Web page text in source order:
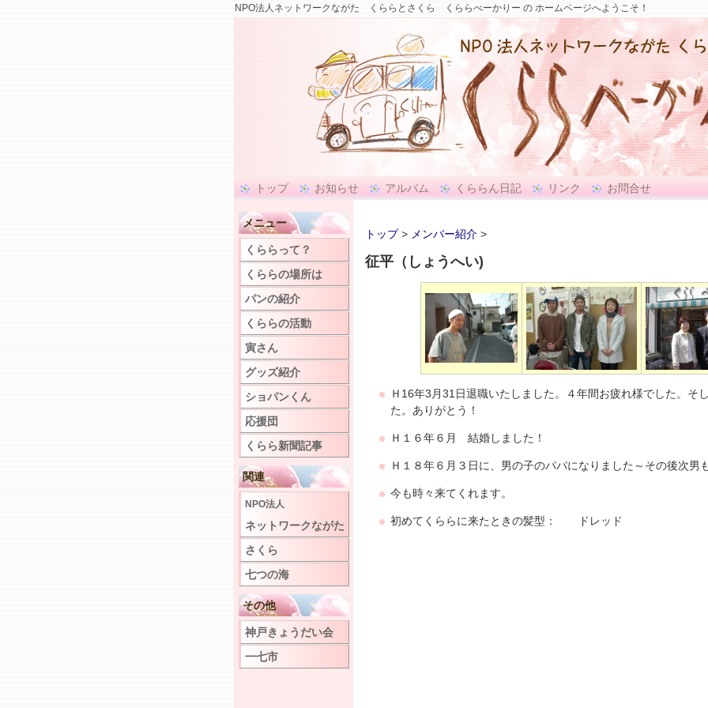
NPO法人ネットワークながた くららとさくら くららべーかりー の ホームページへようこそ！
トップ お知らせ アルバム くららん日記 リンク お問合せ
トップ> メンバー紹介 >
征平（しょうへい)
Ｈ16年3月31日退職いたしました。４年間お疲れ様でした。そ
た。ありがとう！
Ｈ１６年６月 結婚しました！
Ｈ１８年６月３日に、男の子のパパになりました～その後次男
今も時々来てくれます。
初めてくららに来たときの髪型： ドレッド
メニュー
くららって？
くららの場所は
パンの紹介
くららの活動
寅さん
グッズ紹介
ショパンくん
応援団
くらら新聞記事
関連
NPO法人
ネットワークながた
さくら
七つの海
その他
神戸きょうだい会
一七市